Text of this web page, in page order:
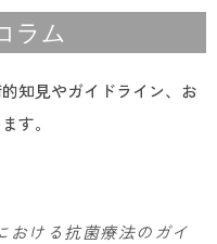
ラム
知見やガイドライン、お
す。
おける抗菌療法のガイ